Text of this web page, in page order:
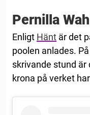
Pernilla
Enligt Hänt är det
poolen anlades.
skrivande stund
krona på verket